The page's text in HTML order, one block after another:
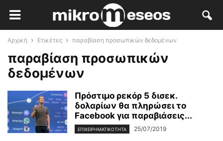
Αρχική Ετικέτες παραβίαση προσωπικών δεδομένων
παραβίαση προσωπικών
δεδομένων
Πρόστιμο ρεκόρ 5 δισεκ.
δολαρίων θα πληρώσει το
Facebook για παραβιάσεις...
ΕΠΙΧΕΙΡΗΜΑΤΙΚΌΤΗΤΑ 25/07/2019